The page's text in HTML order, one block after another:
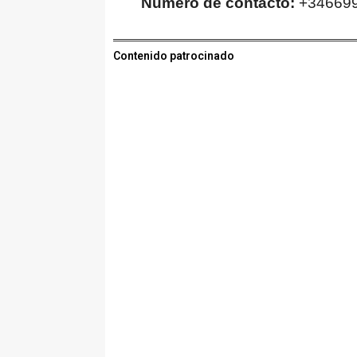
Contenido patrocinado